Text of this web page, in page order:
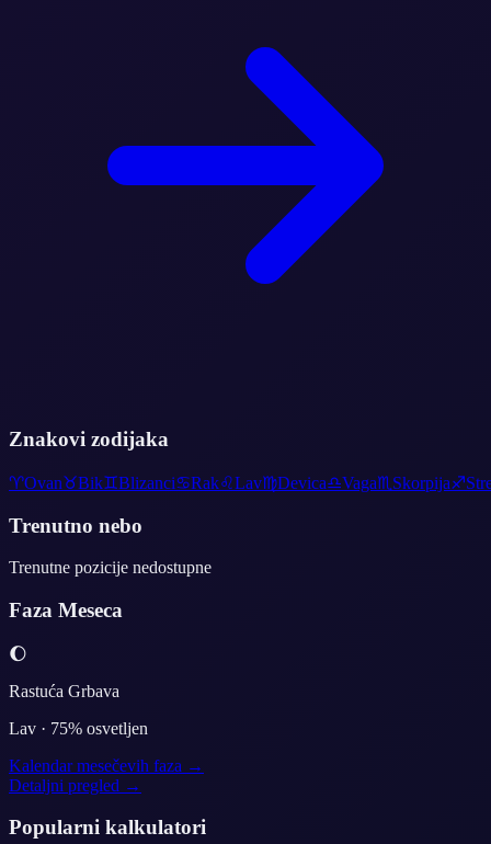
Znakovi zodijaka
♈Ovan♉Bik♊Blizanci♋Rak♌Lav♍Devica♎Vaga♏ Skorpija♐
Trenutno nebo
Trenutne pozicije nedostupne
Faza Meseca
🌔
Rastuća Grbava
Lav · 75% osvetljen
Kalendar mesečevih faza →
Detaljni pregled →
Popularni kalkulatori